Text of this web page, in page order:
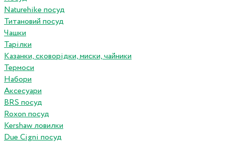
Naturehike посуд
Титановий посуд
Чашки
Тарілки
Казанки, сковорідки, миски, чайники
Термоси
Набори
Аксесуари
BRS посуд
Roxon посуд
Kershaw ловилки
Due Cigni посуд